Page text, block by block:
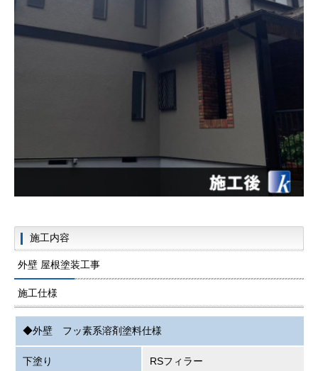
施工内容
外壁 屋根塗装工事
施工仕様
◆外壁 フッ素系溶剤塗料仕様
下塗り RSフィラー